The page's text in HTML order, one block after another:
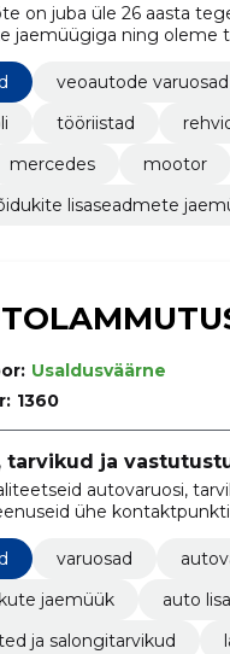
on juba üle 26 aasta
jaemüügiga ning
võimalikke
oma sõidukisse.
veoautode varuosad
tööriistad
mercedes mootor
lisaseadmete
Usaldusväärne
1360
tarvikud ja
autovaruosi,
ühe
ja
varuosad
jaemüük
auto
ja salongitarvikud